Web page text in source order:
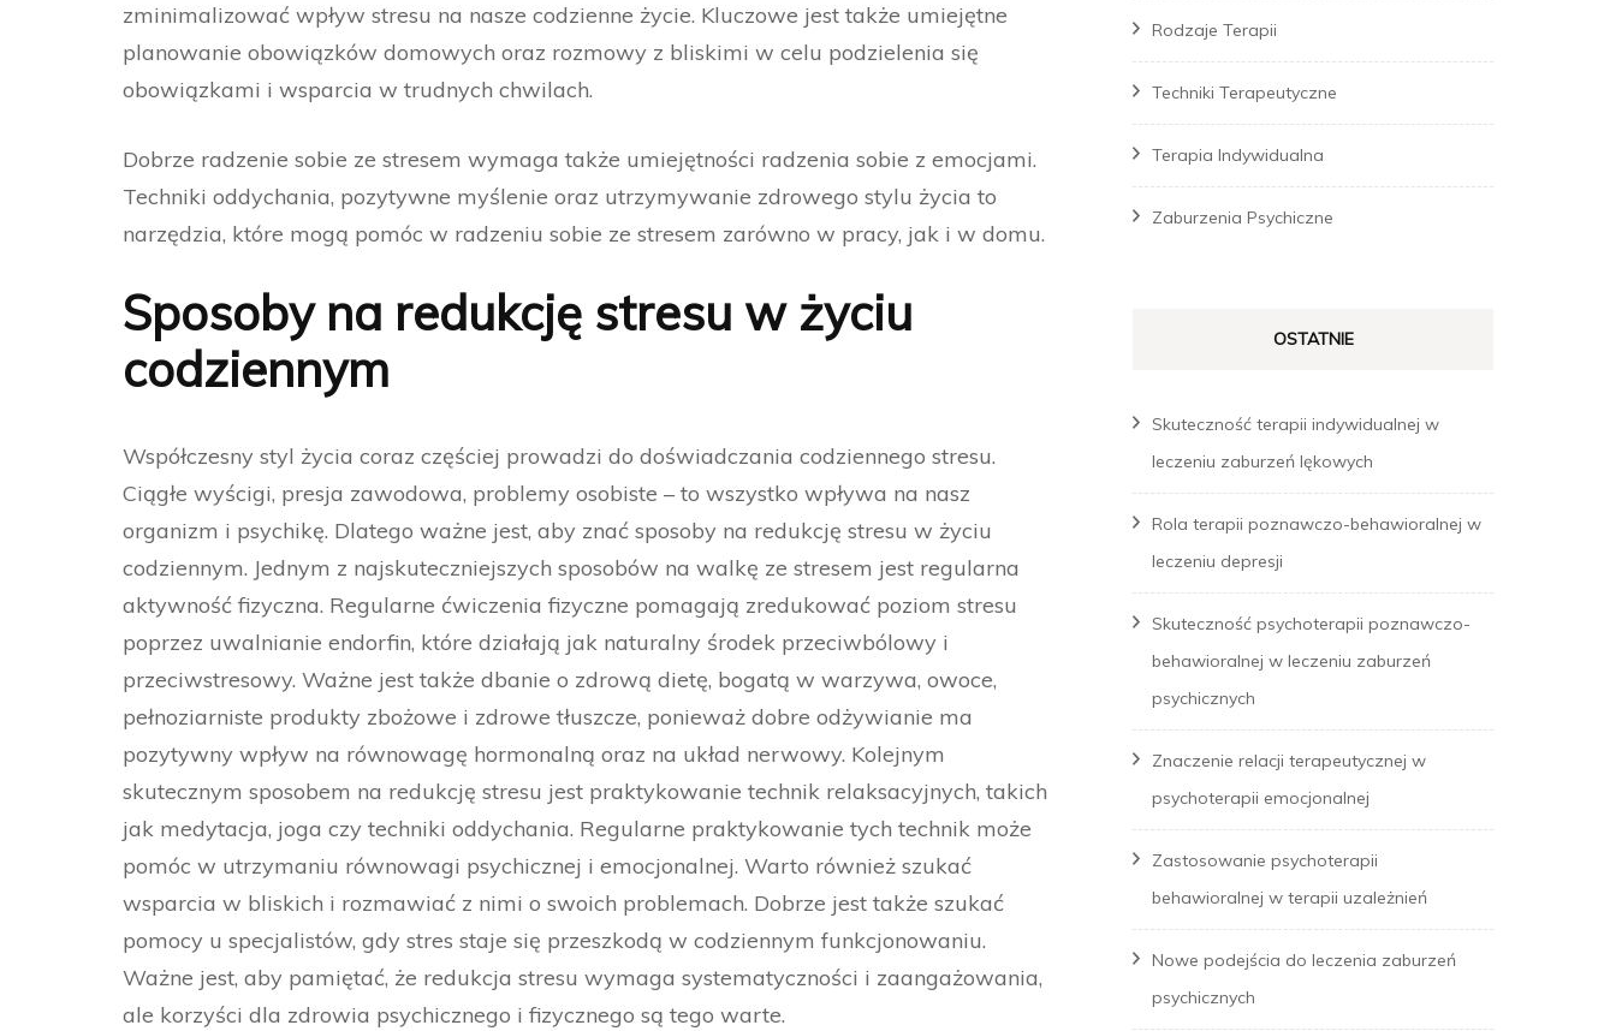
zminimalizować wpływ stresu na nasze codzienne życie. Kluczowe jest także umiejętne
planowanie obowiązków domowych oraz rozmowy z bliskimi w celu podzielenia się
obowiązkami i wsparcia w trudnych chwilach.
Dobrze radzenie sobie ze stresem wymaga także umiejętności radzenia sobie z emocjami.
Techniki oddychania, pozytywne myślenie oraz utrzymywanie zdrowego stylu życia to
narzędzia, które mogą pomóc w radzeniu sobie ze stresem zarówno w pracy, jak i w domu.
Sposoby na redukcję stresu w życiu
codziennym
Współczesny styl życia coraz częściej prowadzi do doświadczania codziennego stresu.
Ciągłe wyścigi, presja zawodowa, problemy osobiste – to wszystko wpływa na nasz
organizm i psychikę. Dlatego ważne jest, aby znać sposoby na redukcję stresu w życiu
codziennym. Jednym z najskuteczniejszych sposobów na walkę ze stresem jest regularna
aktywność fizyczna. Regularne ćwiczenia fizyczne pomagają zredukować poziom stresu
poprzez uwalnianie endorfin, które działają jak naturalny środek przeciwbólowy i
przeciwstresowy. Ważne jest także dbanie o zdrową dietę, bogatą w warzywa, owoce,
pełnoziarniste produkty zbożowe i zdrowe tłuszcze, ponieważ dobre odżywianie ma
pozytywny wpływ na równowagę hormonalną oraz na układ nerwowy. Kolejnym
skutecznym sposobem na redukcję stresu jest praktykowanie technik relaksacyjnych, takich
jak medytacja, joga czy techniki oddychania. Regularne praktykowanie tych technik może
pomóc w utrzymaniu równowagi psychicznej i emocjonalnej. Warto również szukać
wsparcia w bliskich i rozmawiać z nimi o swoich problemach. Dobrze jest także szukać
pomocy u specjalistów, gdy stres staje się przeszkodą w codziennym funkcjonowaniu.
Ważne jest, aby pamiętać, że redukcja stresu wymaga systematyczności i zaangażowania,
ale korzyści dla zdrowia psychicznego i fizycznego są tego warte.
Rodzaje Terapii
Techniki Terapeutyczne
Terapia Indywidualna
Zaburzenia Psychiczne
OSTATNIE
Skuteczność terapii indywidualnej w
leczeniu zaburzeń lękowych
Rola terapii poznawczo-behawioralnej w
leczeniu depresji
Skuteczność psychoterapii poznawczo-
behawioralnej w leczeniu zaburzeń
psychicznych
Znaczenie relacji terapeutycznej w
psychoterapii emocjonalnej
Zastosowanie psychoterapii
behawioralnej w terapii uzależnień
Nowe podejścia do leczenia zaburzeń
psychicznych